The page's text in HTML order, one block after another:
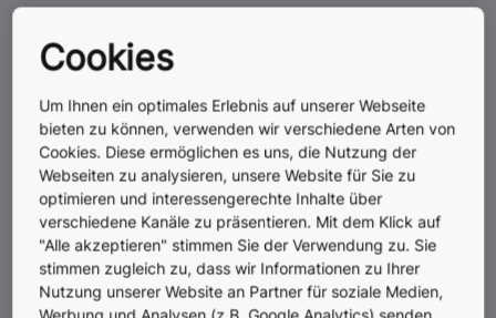
KONE und TKE schließen sich zusammen, um ein
Weltklasse-Unternehmen in der Aufzugs- und
Fahrtreppenbranche zu schaffen
03.02.2026
KONE als führendes Unternehmen im Bereich
Nachhaltigkeit mit Platzierung auf der CDP A-Liste
ausgezeichnet
28.01.2026
KONE und AWS erweitern Zusammenarbeit, um KI und
Cookies
Um Ihnen ein optimales Erlebnis auf unserer Webseite
bieten zu können, verwenden wir verschiedene Arten von
Cookies. Diese ermöglichen es uns, die Nutzung der
Webseiten zu analysieren, unsere Website für Sie zu
optimieren und interessengerechte Inhalte über
verschiedene Kanäle zu präsentieren. Mit dem Klick auf
"Alle akzeptieren" stimmen Sie der Verwendung zu. Sie
stimmen zugleich zu, dass wir Informationen zu Ihrer
Nutzung unserer Website an Partner für soziale Medien,